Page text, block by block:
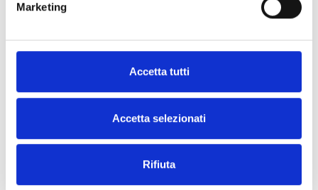
Marketing
Accetta tutti
Accetta selezionati
Rifiuta
TROUVE-LE
MAINTENANT
DÉCOUVREZ LES AUTRES